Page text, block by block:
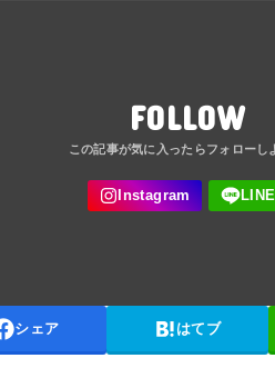
FOLLOW
シェア はてブ